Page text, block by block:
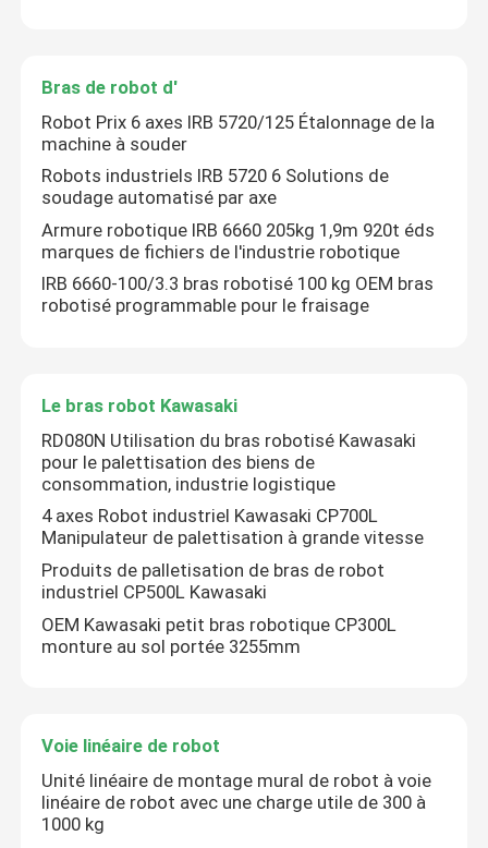
Produits
À propos de nous
Visite de l'usine
Contrôle de la qualité
Les affaires
Bras de robot d'
Robot Prix 6 axes IRB 5720/125 Étalonnage de la
machine à souder
Robots industriels IRB 5720 6 Solutions de
soudage automatisé par axe
Armure robotique IRB 6660 205kg 1,9m 920t éds
marques de fichiers de l'industrie robotique
IRB 6660-100/3.3 bras robotisé 100 kg OEM bras
robotisé programmable pour le fraisage
Le bras robot Kawasaki
RD080N Utilisation du bras robotisé Kawasaki
pour le palettisation des biens de
consommation, industrie logistique
4 axes Robot industriel Kawasaki CP700L
Manipulateur de palettisation à grande vitesse
Produits de palletisation de bras de robot
industriel CP500L Kawasaki
OEM Kawasaki petit bras robotique CP300L
monture au sol portée 3255mm
Voie linéaire de robot
Unité linéaire de montage mural de robot à voie
linéaire de robot avec une charge utile de 300 à
1000 kg